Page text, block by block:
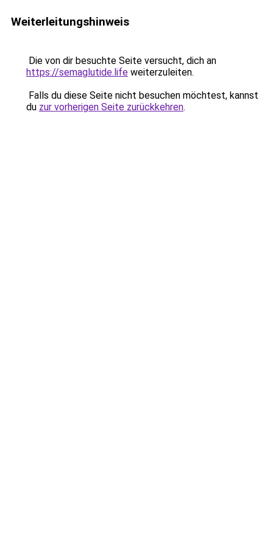
Weiterleitungshinweis
Die von dir besuchte Seite versucht, dich an
https://semaglutide.life weiterzuleiten.
Falls du diese Seite nicht besuchen möchtest, kannst
du zur vorherigen Seite zurückkehren.